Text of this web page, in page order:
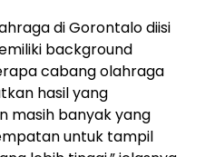
di Gorontalo diisi
background
cabang olahraga
hasil yang
masih banyak yang
untuk tampil